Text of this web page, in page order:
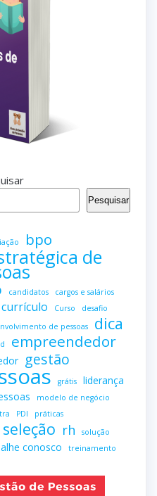
Pesquisar
bpo
de
candidatos
cargos e salários
currículo Curso
desafio
de pessoas dica
empreendedor
gestão
grátis
liderança
modelo de negócio
PDI práticas
rh
solução
conosco treinamento